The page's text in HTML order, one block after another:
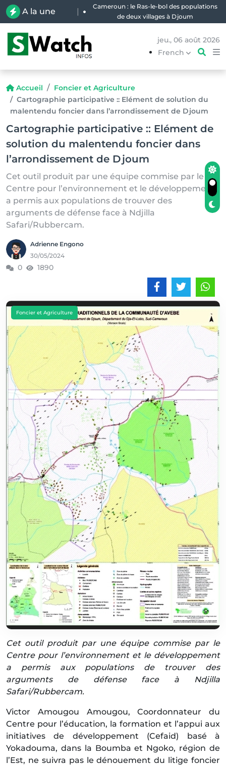
A la une |
Cameroun : le Ras-le-bol des populations
de deux villages à Djoum
jeu., 06 août 2026
French
Accueil
Foncier et Agriculture
Cartographie participative :: Elément de solution du
malentendu foncier dans l’arrondissement de Djoum
Cartographie participative :: Elément de
solution du malentendu foncier dans
l’arrondissement de Djoum
Cet outil produit par une équipe commise par le
Centre pour l’environnement et le développement
a permis aux populations de trouver des
arguments de défense face à Ndjilla
Safari/Rubbercam.
Adrienne Engono
30/05/2024
0 1890
Foncier et Agriculture
Cet outil produit par une équipe commise par le
Centre pour l’environnement et le développement
a permis aux populations de trouver des
arguments de défense face à Ndjilla
Safari/Rubbercam.
Victor Amougou Amougou, Coordonnateur du
Centre pour l’éducation, la formation et l’appui aux
initiatives de développement (Cefaid) basé à
Yokadouma, dans la Boumba et Ngoko, région de
l’Est, ne suivra pas le dénouement du litige foncier